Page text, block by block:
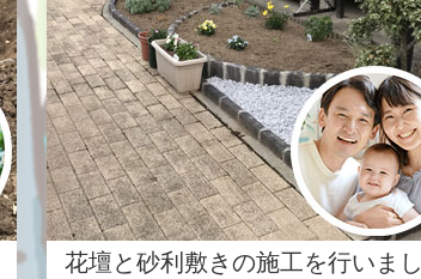
花壇と砂利敷きの施工を行いまし